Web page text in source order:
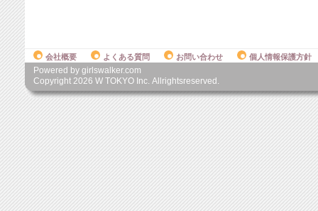
会社概要 よくある質問 お問い合わせ 個人情報保護方針
Powered by girlswalker.com
Copyright 2026 W TOKYO Inc. Allrightsreserved.